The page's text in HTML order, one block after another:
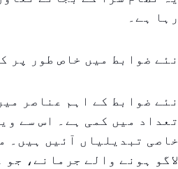
رہا ہے۔
نئے ضوابط میں خاص طور پر
نئے ضوابط کے اہم عناصر
تعداد میں کمی ہے۔ اس سے
خاصی تبدیلیاں آئیں ہیں۔
لاگو ہونے والے جرمانے،